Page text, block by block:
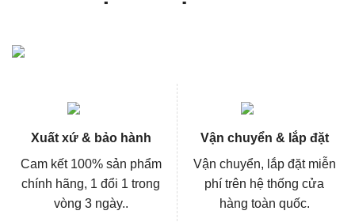
Xuất xứ & bảo hành
Cam kết 100% sản phẩm
chính hãng, 1 đổi 1 trong
vòng 3 ngày..
Vận chuyển & lắp đặt
Vận chuyển, lắp đặt miễn
phí trên hệ thống cửa
hàng toàn quốc.